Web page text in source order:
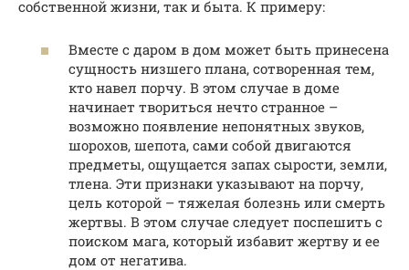
собственной жизни, так и быта. К примеру:
Вместе с даром в дом может быть принесена
сущность низшего плана, сотворенная тем,
кто навел порчу. В этом случае в доме
начинает твориться нечто странное –
возможно появление непонятных звуков,
шорохов, шепота, сами собой двигаются
предметы, ощущается запах сырости, земли,
тлена. Эти признаки указывают на порчу,
цель которой – тяжелая болезнь или смерть
жертвы. В этом случае следует поспешить с
поиском мага, который избавит жертву и ее
дом от негатива.